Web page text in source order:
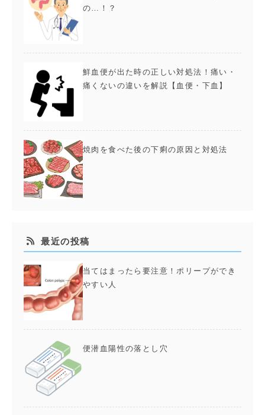
の…！？
鮮血便が出た時の正しい対処法！痛い・
痛くないの違いを解説【血便・下血】
焼肉を食べた後の下痢の原因と対処法
最近の投稿
当てはまったら要注意！ポリープができ
やすい人
便潜血陽性の落とし穴